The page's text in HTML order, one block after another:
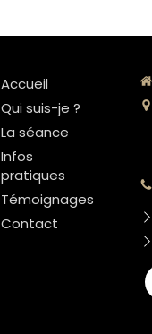
Accueil
Qui suis-je ?
La séance
Infos
pratiques
Témoignages
Contact